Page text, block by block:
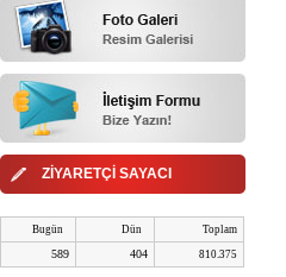
ZİYARETÇİ SAYACI
Bugün Dün Toplam
589 404 810.375